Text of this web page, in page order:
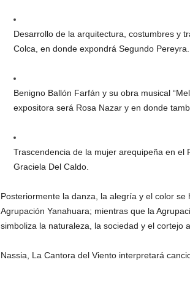
Desarrollo de la arquitectura, costumbres y
Colca, en donde expondrá Segundo
Benigno Ballón Farfán y su obra musical
expositora será Rosa Nazar y en donde
Trascendencia de la mujer arequipeña en
Graciela Del Caldo.
Posteriormente la danza, la alegría y el color
Agrupación Yanahuara; mientras que la
simboliza la naturaleza, la sociedad y el cortejo
Nassia, La Cantora del Viento interpretará